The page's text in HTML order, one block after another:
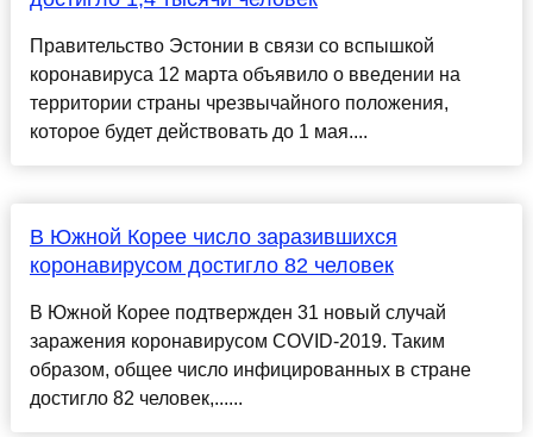
Правительство Эстонии в связи со вспышкой
коронавируса 12 марта объявило о введении на
территории страны чрезвычайного положения,
которое будет действовать до 1 мая....
В Южной Корее число заразившихся
коронавирусом достигло 82 человек
В Южной Корее подтвержден 31 новый случай
заражения коронавирусом COVID-2019. Таким
образом, общее число инфицированных в стране
достигло 82 человек,......